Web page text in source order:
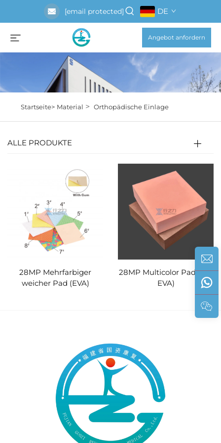
[email protected] DE
Angebot anfordern
Startseite> Material > Orthopädische Einlage
ALLE PRODUKTE
28MP Mehrfarbiger
weicher Pad (EVA)
28MP Multicolor Pad (PE/
EVA)